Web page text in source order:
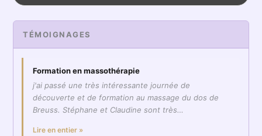
TÉMOIGNAGES
Formation en massothérapie
j'ai passé une très intéressante journée de
découverte et de formation au massage du dos de
Breuss. Stéphane et Claudine sont très…
Lire en entier »